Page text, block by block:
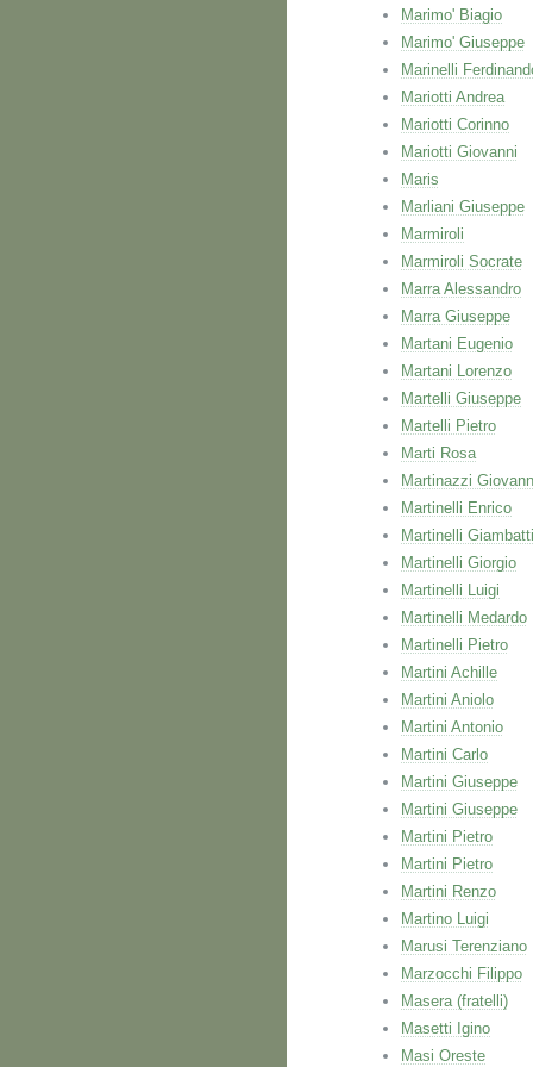
Marimo' Biagio
Marimo' Giuseppe
Marinelli
Mariotti Andrea
Mariotti Corinno
Mariotti Giovanni
Maris
Marliani Giuseppe
Marmiroli
Marmiroli Socrate
Marra Alessandro
Marra Giuseppe
Martani Eugenio
Martani Lorenzo
Martelli Giuseppe
Martelli Pietro
Marti Rosa
Martinazzi
Martinelli Enrico
Martinelli
Martinelli Giorgio
Martinelli Luigi
Martinelli Medardo
Martinelli Pietro
Martini Achille
Martini Aniolo
Martini Antonio
Martini Carlo
Martini Giuseppe
Martini Giuseppe
Martini Pietro
Martini Pietro
Martini Renzo
Martino Luigi
Marusi Terenziano
Marzocchi Filippo
Masera (fratelli)
Masetti Igino
Masi Oreste